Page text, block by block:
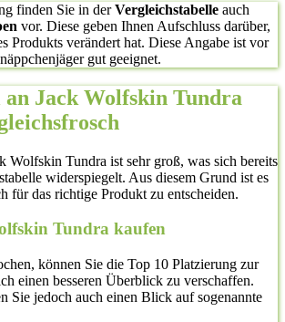
finden Sie in derVergleichstabelle auch
vor. Diese geben Ihnen Aufschluss darüber,
Produkts verändert hat. Diese Angabe ist vor
gut geeignet.
an Jack Wolfskin Tundra
Wolfskin Tundra ist sehr groß, was sich bereits
widerspiegelt. Aus diesem Grund ist es
für das richtige Produkt zu entscheiden.
Tundra kaufen
können Sie die Top 10 Platzierung zur
einen besseren Überblick zu verschaffen.
Sie jedoch auch einen Blick auf sogenannte